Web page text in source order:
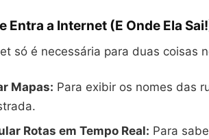
Entra a Internet (E Onde Ela
só é necessária para duas coisas
Mapas: Para exibir os nomes das
Rotas em Tempo Real: Para